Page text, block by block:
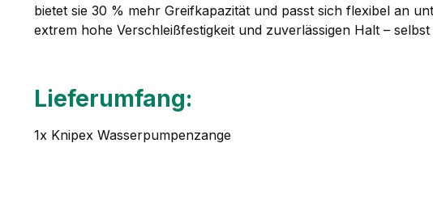
bietet sie 30 % mehr Greifkapazität und passt sich flexibel an
extrem hohe Verschleißfestigkeit und zuverlässigen Halt –
Lieferumfang:
1x Knipex Wasserpumpenzange